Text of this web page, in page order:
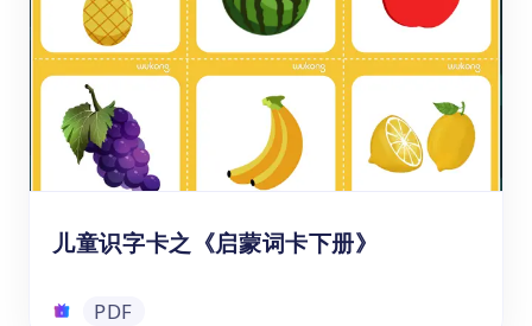
在遥远的古代，天地间存在着一块神奇的仙
石。一日，天空突然雷鸣电闪，风雨交加。在
这天地交合之际，仙石突然迸裂，从中蹦出一
只石猴。这只石猴目光炯炯，聪明伶俐，身材
矫健，仿佛天生就带着一股不凡的气质。这只
石猴是何方神圣？它身上有什么过人之处？未
来它会又会遇到哪些神奇的经历和动人的成长
视频
儿童识字卡之《启蒙词卡下册》
PDF